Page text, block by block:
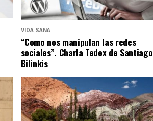
VIDA SANA
“Como nos manipulan las redes
sociales”. Charla Tedex de Santiago
Bilinkis